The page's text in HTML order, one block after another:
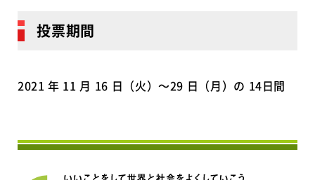
投票期間
2021 年 11 月 16 日（火）〜29 日（月）の 14日間